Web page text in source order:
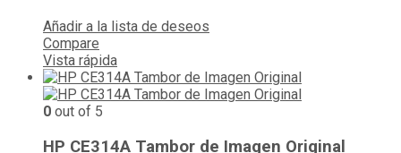
Añadir a la lista de deseos
Compare
Vista rápida
0 out of 5
HP CE314A Tambor de Imagen Original